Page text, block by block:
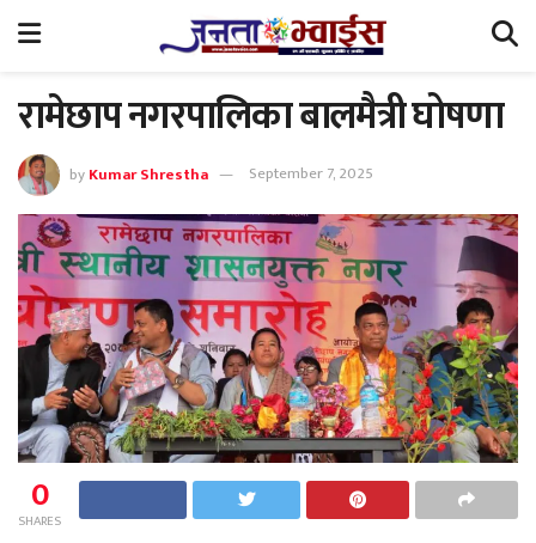
रामेछाप नगरपालिका बालमैत्री घोषणा
byKumar Shrestha September 7, 2025
0
SHARES